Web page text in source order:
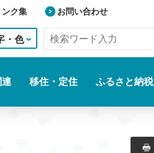
ンク集 お問い合わせ
・色
連 移住・定住 ふるさと納税